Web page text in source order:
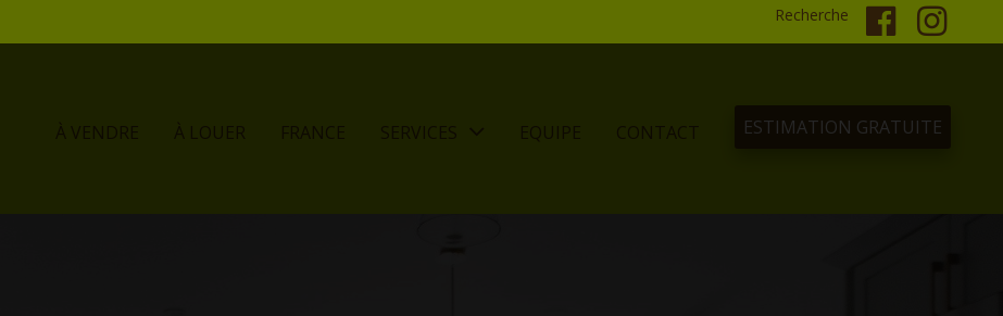
Recherche
À VENDRE À LOUER FRANCE SERVICES EQUIPE CONTACT ESTIMATION GRATUITE